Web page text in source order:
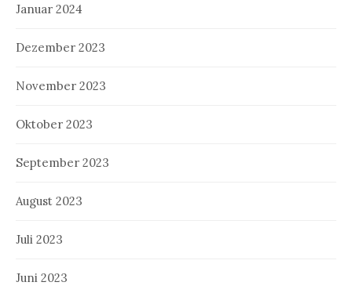
Januar 2024
Dezember 2023
November 2023
Oktober 2023
September 2023
August 2023
Juli 2023
Juni 2023